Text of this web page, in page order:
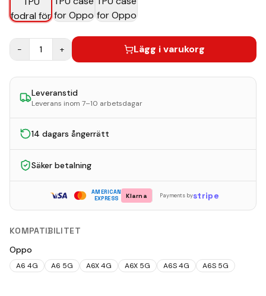
− 1 + Lägg i varukorg
Leveranstid
Leverans inom 7–10 arbetsdagar
14 dagars ångerrätt
Säker betalning
AMERICAN
EXPRESS
Klarna Payments bystripe
KOMPATIBILITET
Oppo
A6 4G A6 5G A6X 4G A6X 5G A6S 4G A6S 5G